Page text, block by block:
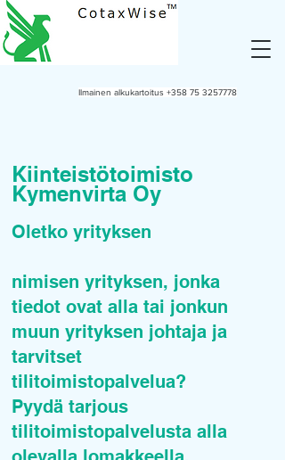
Ilmainen alkukartoitus +358 75 3257778
Kiinteistötoimisto
Kymenvirta Oy
Oletko yrityksen
nimisen yrityksen, jonka
tiedot ovat alla tai jonkun
muun yrityksen johtaja ja
tarvitset
tilitoimistopalvelua?
Pyydä tarjous
tilitoimistopalvelusta alla